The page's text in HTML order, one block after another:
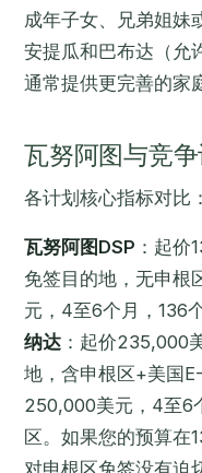
成年子女、兄弟姐妹
安提瓜和巴布达（允
通常提供更完善的家
瓦努阿图与竞
各计划核心指标对比：
瓦努阿图DSP ：起
免签目的地，无申根
元，4至6个月，136
纳达 ：起价235,000
地，含申根区+美国E-
250,000美元，4至6
区。如果您的预算在
对申根区免签没有迫